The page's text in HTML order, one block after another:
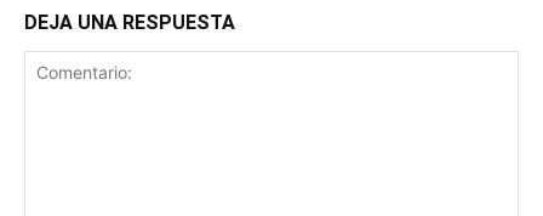
DEJA UNA RESPUESTA